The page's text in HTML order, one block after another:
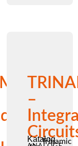
–
KatalogTrinamic